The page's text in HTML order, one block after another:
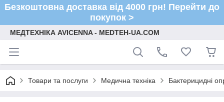
Безкоштовна доставка від 4000 грн! Перейти до
покупок >
МЕДТЕХНІКА AVICENNA - MEDTEH-UA.COM
Товари та послуги Медична техніка Бактерицидні